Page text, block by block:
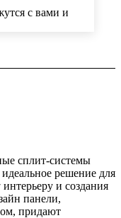
с вами и
сплит-системы
решение для
и создания
панели,
придают